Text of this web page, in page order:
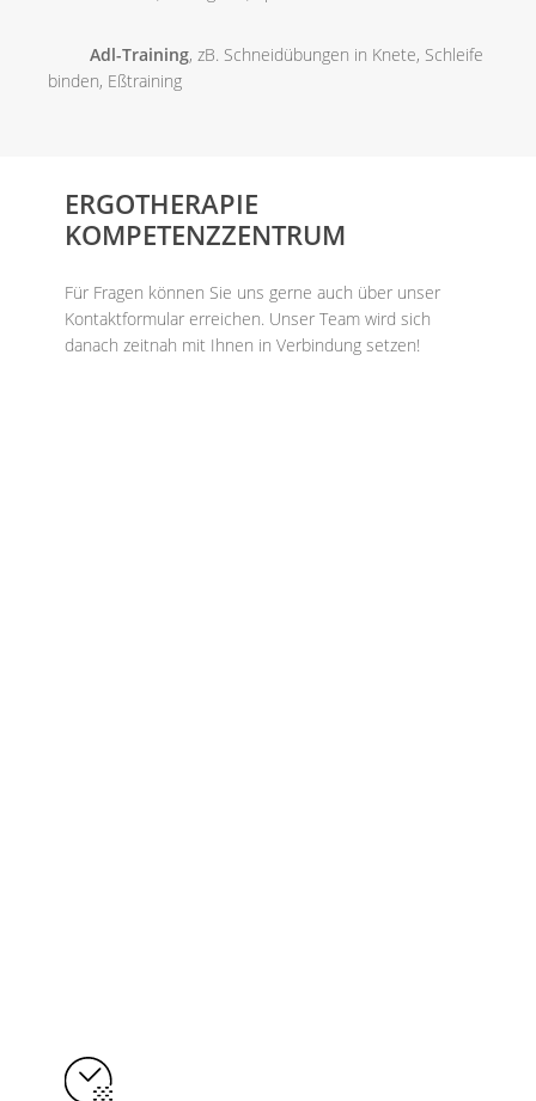
Adl-Training, zB. Schneidübungen in Knete, Schleife
binden, Eßtraining
ERGOTHERAPIE
KOMPETENZZENTRUM
Für Fragen können Sie uns gerne auch über unser
Kontaktformular erreichen. Unser Team wird sich
danach zeitnah mit Ihnen in Verbindung setzen!